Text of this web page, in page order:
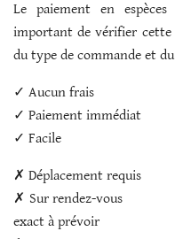
Le paiement en
important de vérifier cette
du type de commande et
✓ Aucun frais
✓ Paiement immédiat
✓
✗ Déplacement requis
✗ Sur
exact à prévoir